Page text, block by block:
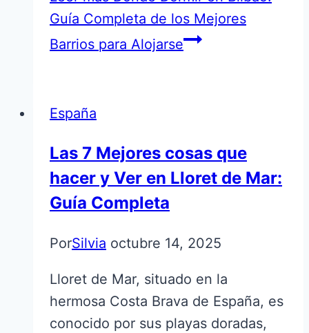
Guía Completa de los Mejores
Barrios para Alojarse
España
Las 7 Mejores cosas que
hacer y Ver en Lloret de Mar:
Guía Completa
PorSilvia octubre 14, 2025
Lloret de Mar, situado en la
hermosa Costa Brava de España, es
conocido por sus playas doradas,